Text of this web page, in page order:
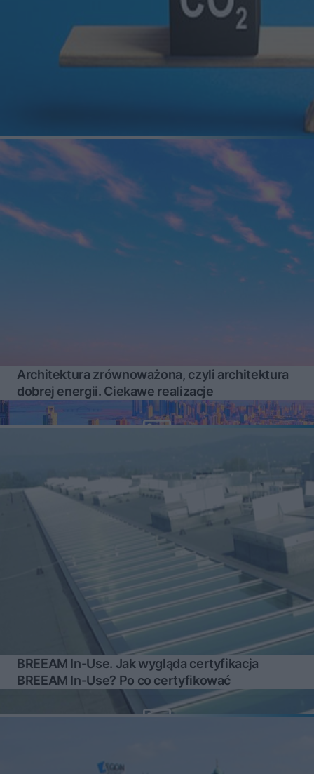
Architektura zrównoważona, czyli architektura
dobrej energii. Ciekawe realizacje
BREEAM In-Use. Jak wygląda certyfikacja
BREEAM In-Use? Po co certyfikować